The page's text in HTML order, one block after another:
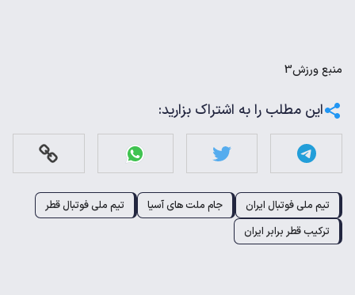
منبعورزش3
این مطلب را به اشتراک بزارید:
تیم ملی فوتبال ایران جام ملت های آسیا
تیم ملی فوتبال قطر
ترکیب قطر برابر ایران